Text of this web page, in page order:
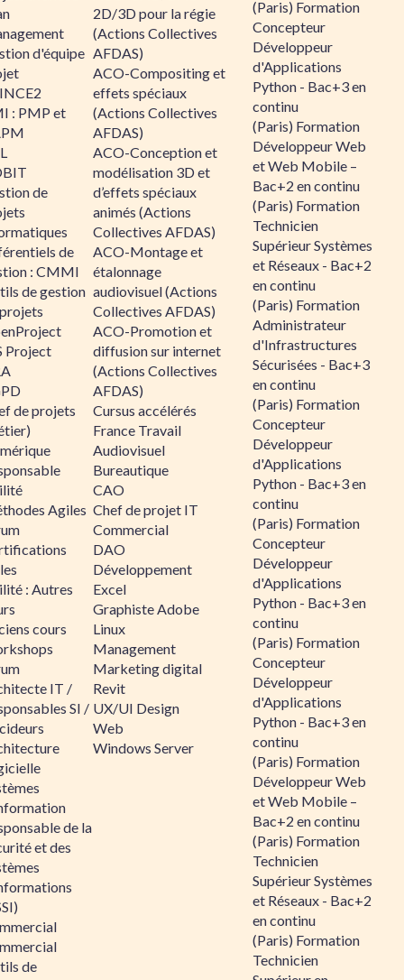
d'équipe
: PMP et
de
de
: CMMI
de gestion
Project
de projets
Agiles
: Autres
cours
IT /
SI /
de la
et des
de
2D/3D pour la régie
(Actions Collectives
AFDAS)
ACO-Compositing et
effets spéciaux
(Actions Collectives
AFDAS)
ACO-Conception et
modélisation 3D et
d’effets spéciaux
animés (Actions
Collectives AFDAS)
ACO-Montage et
étalonnage
audiovisuel (Actions
Collectives AFDAS)
ACO-Promotion et
diffusion sur internet
(Actions Collectives
AFDAS)
Cursus accélérés
France Travail
Audiovisuel
Bureautique
CAO
Chef de projet IT
Commercial
DAO
Développement
Excel
Graphiste Adobe
Linux
Management
Marketing digital
Revit
UX/UI Design
Web
Windows Server
(Paris) Formation
Concepteur
Développeur
d'Applications
Python - Bac+3 en
continu
(Paris) Formation
Développeur Web
et Web Mobile –
Bac+2 en continu
(Paris) Formation
Technicien
Supérieur Systèmes
et Réseaux - Bac+2
en continu
(Paris) Formation
Administrateur
d'Infrastructures
Sécurisées - Bac+3
en continu
(Paris) Formation
Concepteur
Développeur
d'Applications
Python - Bac+3 en
continu
(Paris) Formation
Concepteur
Développeur
d'Applications
Python - Bac+3 en
continu
(Paris) Formation
Concepteur
Développeur
d'Applications
Python - Bac+3 en
continu
(Paris) Formation
Développeur Web
et Web Mobile –
Bac+2 en continu
(Paris) Formation
Technicien
Supérieur Systèmes
et Réseaux - Bac+2
en continu
(Paris) Formation
Technicien